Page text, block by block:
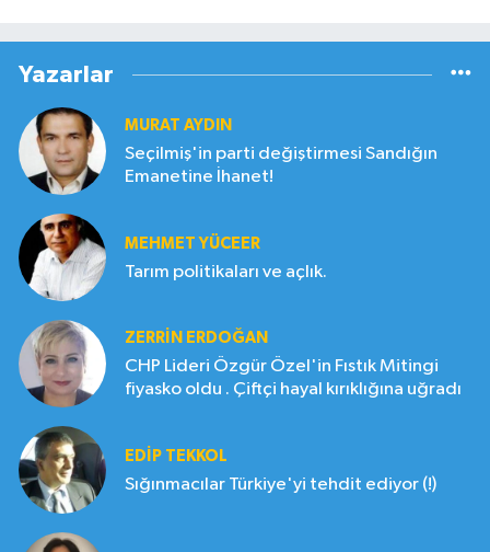
Yazarlar
MURAT AYDIN
Seçilmiş'in parti değiştirmesi Sandığın
Emanetine İhanet!
MEHMET YÜCEER
Tarım politikaları ve açlık.
ZERRIN ERDOĞAN
CHP Lideri Özgür Özel'in Fıstık Mitingi
fiyasko oldu . Çiftçi hayal kırıklığına uğradı
EDIP TEKKOL
Sığınmacılar Türkiye'yi tehdit ediyor (!)